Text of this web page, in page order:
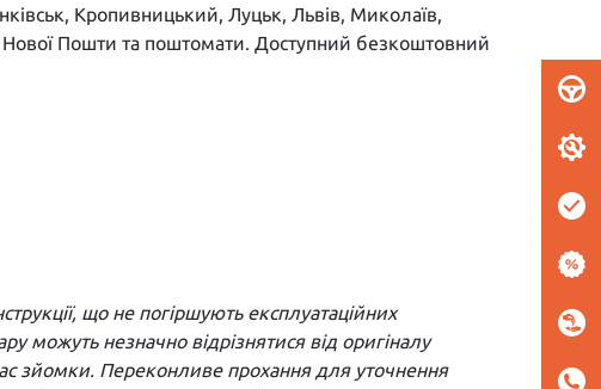
Кропивницький, Луцьк, Львів, Миколаїв,
Нової Пошти та поштомати. Доступний безкоштовний
що не погіршують експлуатаційних
можуть незначно відрізнятися від оригіналу
зйомки. Переконливе прохання для уточнення